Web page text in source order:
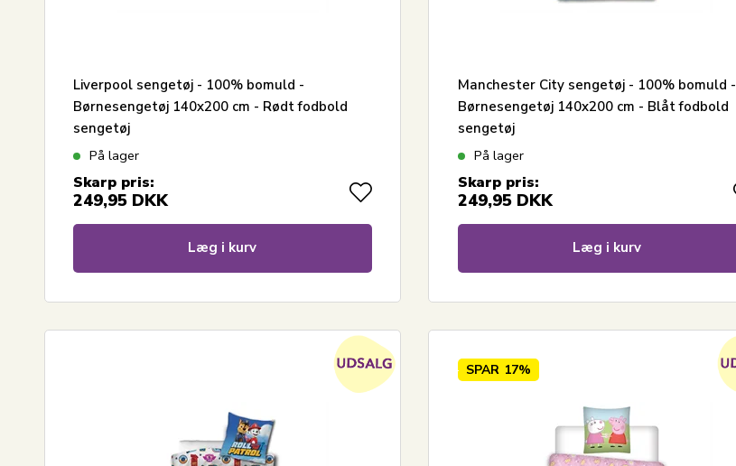
Liverpool sengetøj - 100% bomuld -
Børnesengetøj 140x200 cm - Rødt fodbold
sengetøj
På lager
Skarp pris:
249,95 DKK
Læg i kurv
Manchester City sengetøj - 100% bomuld -
Børnesengetøj 140x200 cm - Blåt fodbold
sengetøj
På lager
Skarp pris:
249,95 DKK
Læg i kurv
SPAR 17%